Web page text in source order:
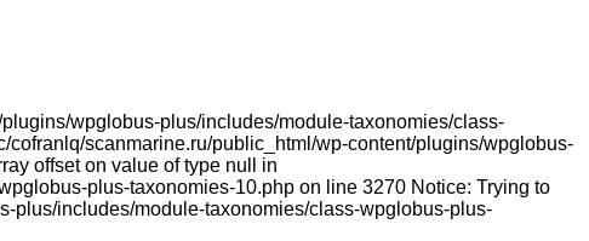
wpglobus-plus/includes/module-taxonomies/class-
scanmarine.ru/public_html/wp-content/plugins/wpglobus-
offset on value of type null in
plus-taxonomies-10.php on line 3270 Notice: Trying to
plus/includes/module-taxonomies/class-wpglobus-plus-